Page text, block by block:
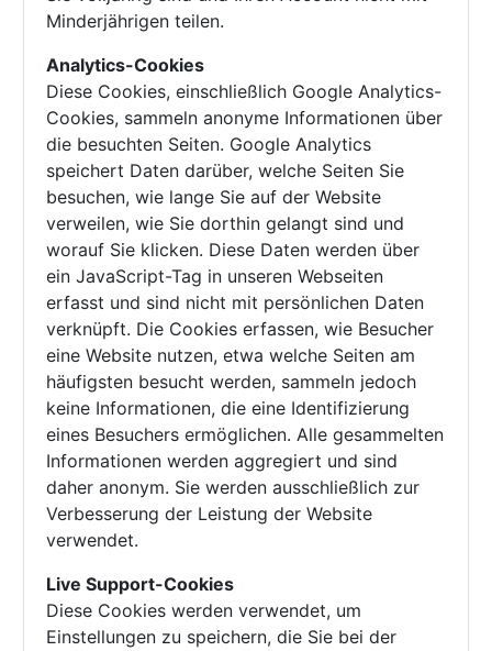
Minderjährigen teilen.
Analytics-Cookies
Diese Cookies, einschließlich Google Analytics-
Cookies, sammeln anonyme Informationen über
die besuchten Seiten. Google Analytics
speichert Daten darüber, welche Seiten Sie
besuchen, wie lange Sie auf der Website
verweilen, wie Sie dorthin gelangt sind und
worauf Sie klicken. Diese Daten werden über
ein JavaScript-Tag in unseren Webseiten
erfasst und sind nicht mit persönlichen Daten
verknüpft. Die Cookies erfassen, wie Besucher
eine Website nutzen, etwa welche Seiten am
häufigsten besucht werden, sammeln jedoch
keine Informationen, die eine Identifizierung
eines Besuchers ermöglichen. Alle gesammelten
Informationen werden aggregiert und sind
daher anonym. Sie werden ausschließlich zur
Verbesserung der Leistung der Website
verwendet.
Live Support-Cookies
Diese Cookies werden verwendet, um
Einstellungen zu speichern, die Sie bei der